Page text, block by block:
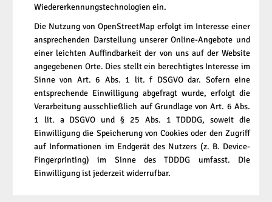
Wiedererkennungstechnologien ein.
Die Nutzung von OpenStreetMap erfolgt im Interesse einer
ansprechenden Darstellung unserer Online-Angebote und
einer leichten Auffindbarkeit der von uns auf der Website
angegebenen Orte. Dies stellt ein berechtigtes Interesse im
Sinne von Art. 6 Abs. 1 lit. f DSGVO dar. Sofern eine
entsprechende Einwilligung abgefragt wurde, erfolgt die
Verarbeitung ausschließlich auf Grundlage von Art. 6 Abs.
1 lit. a DSGVO und § 25 Abs. 1 TDDDG, soweit die
Einwilligung die Speicherung von Cookies oder den Zugriff
auf Informationen im Endgerät des Nutzers (z. B. Device-
Fingerprinting) im Sinne des TDDDG umfasst. Die
Einwilligung ist jederzeit widerrufbar.